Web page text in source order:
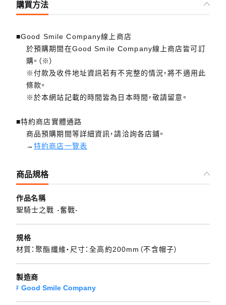
購買方法
■Good Smile Company線上商店
於預購期間在Good Smile Company線上商店皆可訂
購。（※）
※付款及收件地址資訊若有不完整的情況，將不適用此
條款。
※於本網站記載的時間皆為日本時間，敬請留意。
■特約商店實體通路
商品預購期間等詳細資訊，請洽詢各店鋪。
→特約商店一覽表
商品規格
作品名稱
聖騎士之戰 -奮戰-
規格
材質：聚酯纖維・尺寸：全高約200mm（不含帽子）
製造商
Good Smile Company